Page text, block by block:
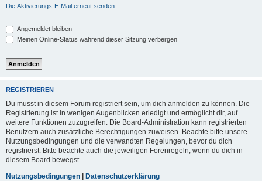
Die Aktivierungs-E-Mail erneut senden
Angemeldet bleiben
Meinen Online-Status während dieser Sitzung verbergen
REGISTRIEREN
Du musst in diesem Forum registriert sein, um dich anmelden zu können. Die
Registrierung ist in wenigen Augenblicken erledigt und ermöglicht dir, auf
weitere Funktionen zuzugreifen. Die Board-Administration kann registrierten
Benutzern auch zusätzliche Berechtigungen zuweisen. Beachte bitte unsere
Nutzungsbedingungen und die verwandten Regelungen, bevor du dich
registrierst. Bitte beachte auch die jeweiligen Forenregeln, wenn du dich in
diesem Board bewegst.
Nutzungsbedingungen | Datenschutzerklärung